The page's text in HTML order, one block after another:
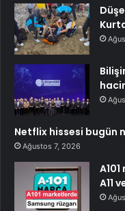
Netflix hissesi bugün
Ağustos 7, 2026
A11